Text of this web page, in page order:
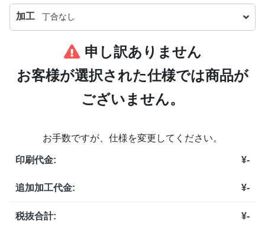
加工 丁合なし
申し訳ありません
お客様が選択された仕様では商品が
ございません。
お手数ですが、仕様を変更してください。
印刷代金: ¥-
追加加工代金: ¥-
税抜合計: ¥-